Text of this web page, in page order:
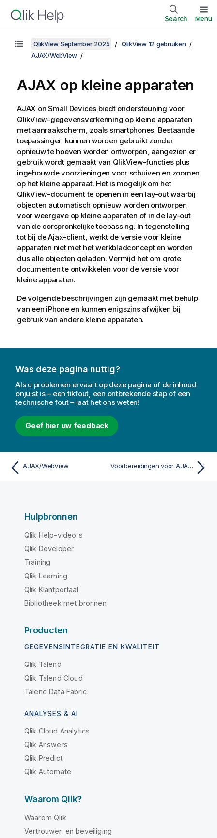
Search Menu
QlikView September 2025
QlikView 12 gebruiken
AJAX/WebView
AJAX op kleine apparaten
AJAX on Small Devices biedt ondersteuning voor
QlikView-gegevensverkenning op kleine apparaten
met aanraakscherm, zoals smartphones. Bestaande
toepassingen kunnen worden gebruikt zonder
opnieuw te hoeven worden ontworpen, aangezien er
gebruik wordt gemaakt van QlikView-functies plus
ingebouwde voorzieningen voor schuiven en zoomen
op het kleine apparaat. Het is mogelijk om het
QlikView-document te openen in een lay-out waarbij
objecten automatisch opnieuw worden ontworpen
voor weergave op kleine apparaten of in de lay-out
van de oorspronkelijke toepassing. In tegenstelling
tot bij de Ajax-client, werkt de versie voor kleine
apparaten niet met het werkbladconcept en worden
dus alle objecten geladen. Vermijd het om grote
documenten te ontwikkelen voor de versie voor
kleine apparaten.
De volgende beschrijvingen zijn gemaakt met behulp
van een iPhone en kunnen enigszins afwijken bij
gebruik van andere kleine apparaten.
Was deze pagina nuttig?
Als u problemen ervaart op deze pagina of de inhoud
onjuist is – een tikfout, een ontbrekende stap of een
technische fout – laat het ons weten!
Geef hier uw feedback
AJAX/WebView Voorbereidingen voor AJAX on Small Devices
Hulpbronnen
Qlik Help-video's
Qlik Developer
Training
Qlik Learning
Qlik Klantportaal
Bibliotheek met bronnen
Producten
GEGEVENSINTEGRATIE EN KWALITEIT
Qlik Talend
Qlik Talend Cloud
Talend Data Fabric
ANALYSES & AI
Qlik Cloud Analytics
Qlik Answers
Qlik Predict
Qlik Automate
Waarom Qlik?
Waarom Qlik
Vertrouwen en beveiliging